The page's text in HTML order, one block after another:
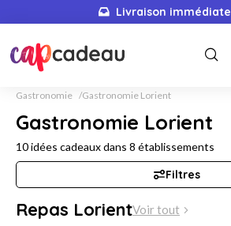
Livraison immédiate
Gastronomie Gastronomie Lorient
Gastronomie Lorient
10idées cadeaux dans 8 établissements
Filtres
Repas LorientVoir tout